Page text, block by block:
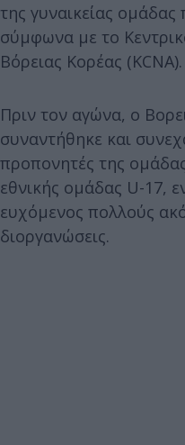
της γυναικείας
σύμφωνα με το
Βόρειας Κορέας (KCNA).
Πριν τον αγώνα, ο
συναντήθηκε και
προπονητές της
εθνικής ομάδας U-17,
ευχόμενος πολλούς
διοργανώσεις.